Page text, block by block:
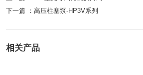
下一篇 ： 高压柱塞泵-HP3V系列
相关产品